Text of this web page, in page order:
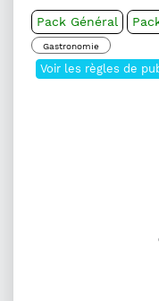
Pack Général
Gastronomie
Voir les règles de